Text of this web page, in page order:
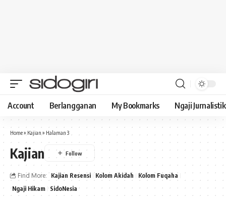
Account Berlangganan My Bookmarks Ngaji Jurnalistik
Home» Kajian » Halaman 3
Kajian
Find More: Kajian Resensi Kolom Akidah
Kolom Fuqaha
Ngaji Hikam
SidoNesia